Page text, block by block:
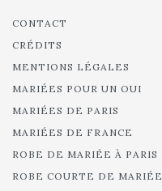
CONTACT
CRÉDITS
MENTIONS LÉGALES
MARIÉES POUR UN OUI
MARIÉES DE PARIS
MARIÉES DE FRANCE
ROBE DE MARIÉE À PARIS
ROBE COURTE DE MARIÉE